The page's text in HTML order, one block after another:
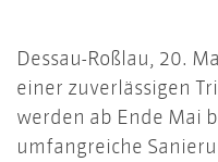
Dessau-Roßlau, 20.
einer zuverlässigen
werden ab Ende Mai
umfangreiche